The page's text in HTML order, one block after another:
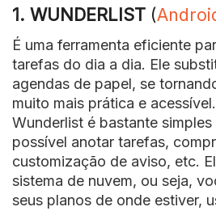
1. WUNDERLIST (
É uma ferramenta eficiente
tarefas do dia a dia. Ele
agendas de papel, se
muito mais prática e
Wunderlist é bastante simples
possível anotar tarefas,
customização de aviso, etc.
sistema de nuvem, ou seja,
seus planos de onde estiver,